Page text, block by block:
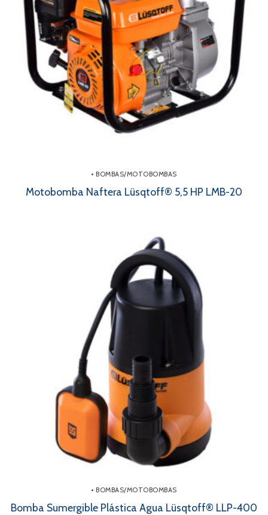
• BOMBAS/MOTOBOMBAS
Motobomba Naftera Lüsqtoff® 5,5 HP LMB-20
• BOMBAS/MOTOBOMBAS
Bomba Sumergible Plástica Agua Lüsqtoff® LLP-400